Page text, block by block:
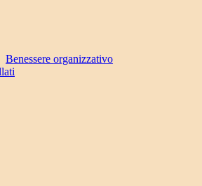
Benessere organizzativo